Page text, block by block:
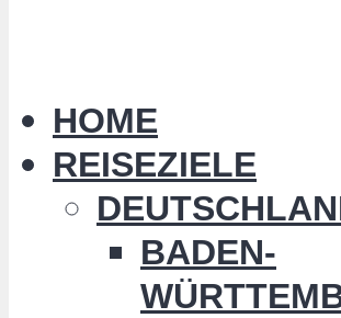
HOME
REISEZIELE
BADEN-